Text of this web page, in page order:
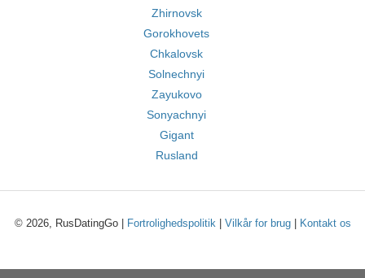
Zhirnovsk
Gorokhovets
Chkalovsk
Solnechnyi
Zayukovo
Sonyachnyi
Gigant
Rusland
© 2026, RusDatingGo | Fortrolighedspolitik| Vilkår for brug| Kontakt os